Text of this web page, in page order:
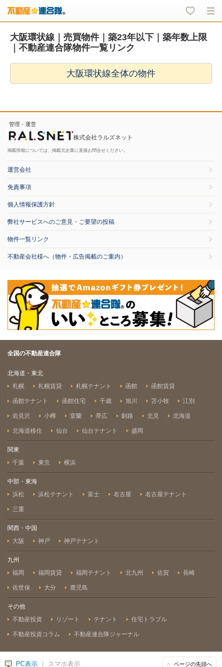
大阪環状線｜売買物件｜築23年以下｜築年数上限
｜不動産連合隊物件一覧リンク
大阪環状線全体の物件
管理・運営
株式会社ラルズネット
掲載情報については、掲載元企業に直接お問合せください。
運営会社
免責事項
個人情報保護方針
弊社サービスへのご意見・ご要望の投稿
物件一覧リンク
不動産会社様へ（物件・広告掲載のご案内）
全国の不動産連合隊
北海道・東北
札幌
札幌賃貸 札幌テナント 函館 函館賃貸
函館テナント 函館住宅 千歳 旭川 苫小牧 江別
岩見沢 小樽 室蘭 帯広 釧路 北見 北海道
北海道移住 仙台 仙台テナント 盛岡
関東
千葉
東京 横浜
中部・東海
浜松
浜松テナント 富士 名古屋 名古屋テナント
三重
関西・中国
大阪
神戸 神戸テナント
九州
福岡
福岡賃貸 福岡テナント 北九州 佐賀 長崎
佐世保 大分 鹿児島
その他
不動産投資
リゾート テナント 住宅トラブル
不動産投資コラム 不動産連合隊ジャーナル
PC表示 ｜ スマホ表示 ページの先頭へ